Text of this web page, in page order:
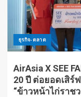
ธุรกิจ-ตลาด
AirAsia X SEE
20 ปี ต่อยอดเสิร์
“ข้าวหน้าไก่ราช